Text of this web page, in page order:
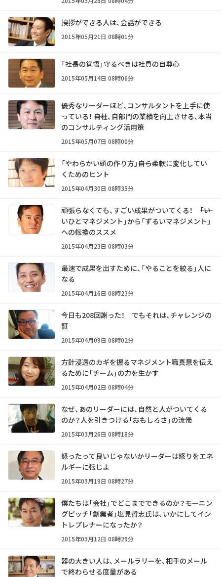
挨拶ができる人は、会話ができる
2015年05月21日 08時01分
「社長の覚悟」守るべきは社員の自尊心
2015年05月14日 08時06分
優秀なリーダーほど、コンサルタントを上手に使
っている！ ――自社、自部門の業績を向上させる、本当
のコンサルティング活用策
2015年05月07日 08時00分
「やわらかい頭の作り方」――自ら柔軟に変化してい
くためのヒント
2015年04月30日 08時35分
頑張らなくても、すごい成果がついてくる！ ――「い
いひとマネジメント」から「ずるいマネジメント」
への転換のススメ
2015年04月23日 08時03分
最速で成果を出すために、「やることを絞る」人に
なる
2015年04月16日 08時23分
今日も208回謝った！ でもそれは、チャレンジの
証
2015年04月09日 08時02分
方針浸透のカギを握るマネジメント職――真意を伝え
るために「チーム」の力を生かす
2015年04月02日 08時04分
なぜ、あのリーダーには、自然と人がついてくる
のか？――人を引きつける「おもしろさ」の流儀
2015年03月26日 08時18分
怒ったって良いじゃないか――リーダーは怒りをエネ
ルギーに転じよ
2015年03月19日 08時27分
僕たちは「会社」でどこまでできるのか？――モーニン
グピッチ「創業者」塩見哲志氏は、いかにしてイン
トレプレナーになったか？
2015年03月12日 08時29分
器の大きい人は、メールラリーを、相手のメール
で終わらせる度量がある